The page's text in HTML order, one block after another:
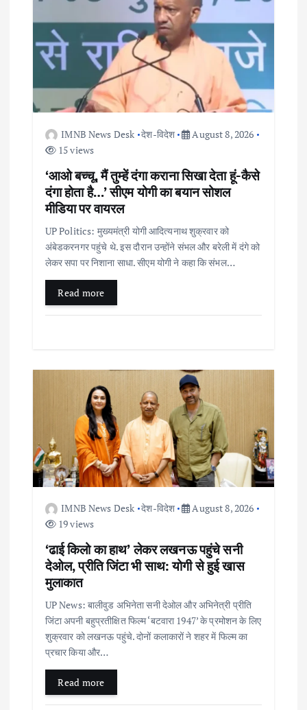
g
t
IMNB News Desk देश-विदेश
August 8, 2026
15 views
‘आओ बच्चू, मैं तुम्हें दंगा कराना सिखा देता हूं-कैसे
दंगा होता है…’ सीएम योगी का बयान सोशल
मीडिया पर वायरल
UP Politics: मुख्यमंत्री योगी आदित्यनाथ शुक्रवार को
अंबेडकरनगर पहुंचे थे. इस दौरान उन्होंने संभल और बरेली में दंगे को
लेकर सपा पर निशाना साधा. सीएम योगी ने कहा कि संभल…
Read more
IMNB News Desk देश-विदेश
August 8, 2026
19 views
‘ढाई किलो का हाथ’ लेकर लखनऊ पहुंचे सनी
देओल, प्रीति जिंटा भी साथ: योगी से हुई खास
मुलाकात
UP News: बालीवुड अभिनेता सनी देओल और अभिनेत्री प्रीति
जिंटा अपनी बहुप्रतीक्षित फिल्म ‘बटवारा 1947’ के प्रमोशन के लिए
शुक्रवार को लखनऊ पहुंचे. दोनों कलाकारों ने शहर में फिल्म का
प्रचार किया और…
Read more